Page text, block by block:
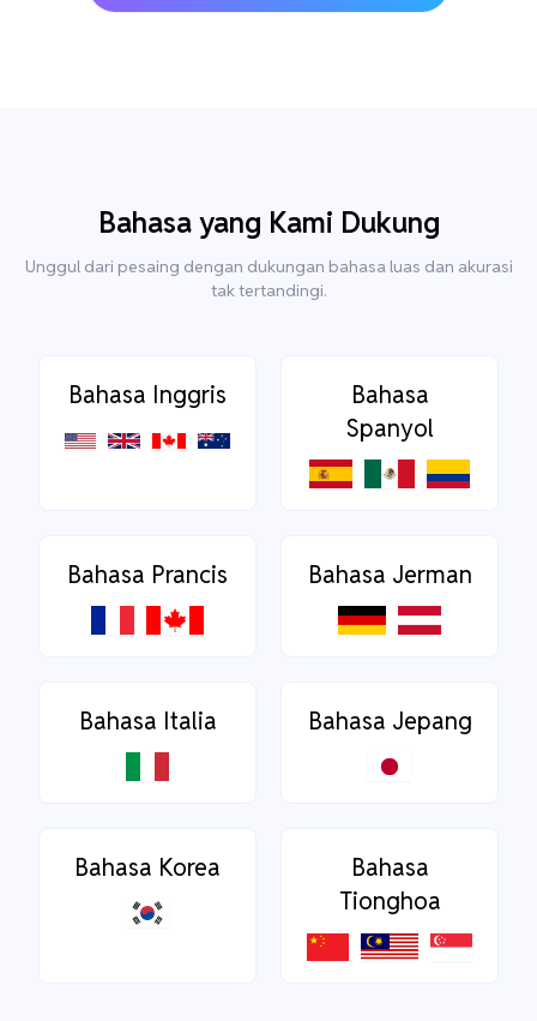
Bahasa yang Kami Dukung
Unggul dari pesaing dengan dukungan bahasa luas dan akurasi
tak tertandingi.
Bahasa Inggris
Bahasa
Spanyol
Bahasa Prancis Bahasa Jerman
Bahasa Italia Bahasa Jepang
Bahasa Korea
Bahasa
Tionghoa